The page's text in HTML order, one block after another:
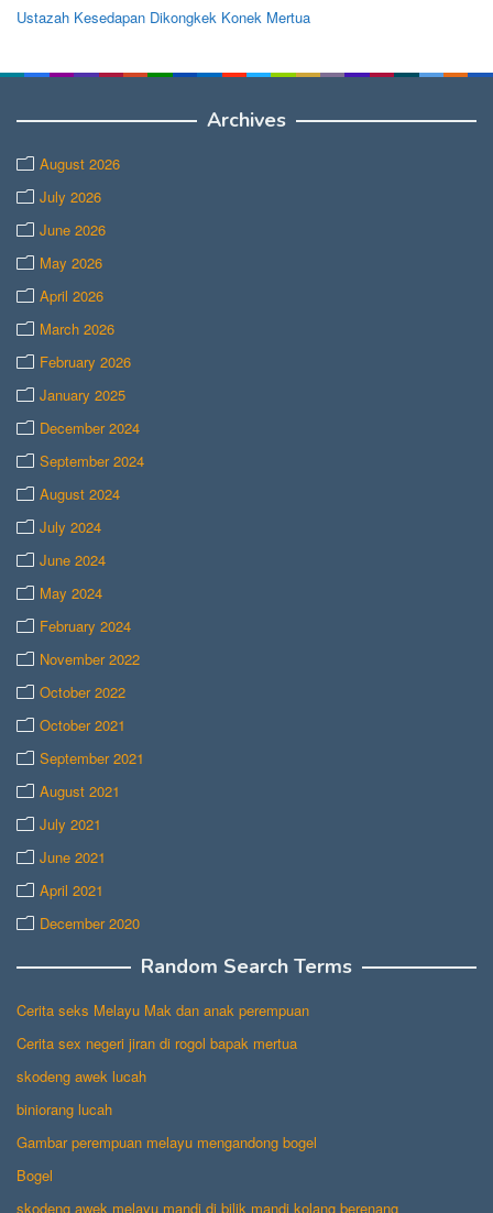
Ustazah Kesedapan Dikongkek Konek Mertua
Archives
August 2026
July 2026
June 2026
May 2026
April 2026
March 2026
February 2026
January 2025
December 2024
September 2024
August 2024
July 2024
June 2024
May 2024
February 2024
November 2022
October 2022
October 2021
September 2021
August 2021
July 2021
June 2021
April 2021
December 2020
Random Search Terms
Cerita seks Melayu Mak dan anak perempuan
Cerita sex negeri jiran di rogol bapak mertua
skodeng awek lucah
biniorang lucah
Gambar perempuan melayu mengandong bogel
Bogel
skodeng awek melayu mandi di bilik mandi kolang berenang